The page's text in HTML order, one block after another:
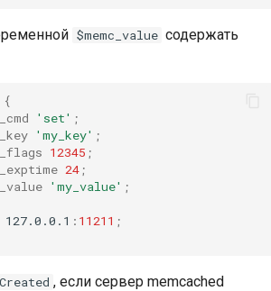
$memc_value содержать
{
'set' ;
'my_key' ;
12345 ;
24 ;
'my_value' ;
127.0.0.1 : 11211 ;
, если сервер memcached